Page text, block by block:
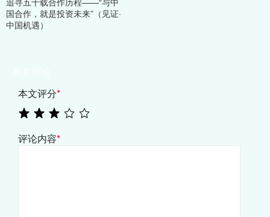
国合作，就是投资未来”（见证·
中国机遇）
本文评分*
评论内容*